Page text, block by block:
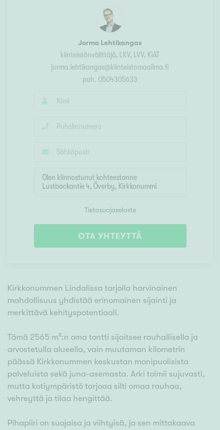
Jorma Lehtikangas
kiinteistönvälittäjä, LKV, LVV, KiAT
jorma.lehtikangas@kiinteistomaailma.fi
puh. 0504305633
Tietosuojaseloste
OTA YHTEYTTÄ
Kirkkonummen Lindalissa tarjolla harvinainen
mahdollisuus yhdistää erinomainen sijainti ja
merkittävä kehityspotentiaali.
Tämä 2565 m²:n oma tontti sijaitsee rauhallisella ja
arvostetulla alueella, vain muutaman kilometrin
päässä Kirkkonummen keskustan monipuolisista
palveluista sekä juna-asemasta. Arki toimii sujuvasti,
mutta kotiympäristö tarjoaa silti omaa rauhaa,
vehreyttä ja tilaa hengittää.
Pihapiiri on suojaisa ja viihtyisä, ja sen mittakaava